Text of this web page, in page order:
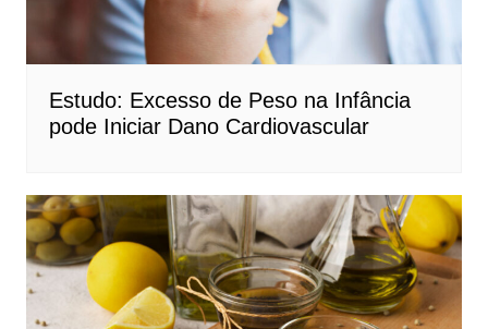
Estudo: Excesso de Peso na Infância
pode Iniciar Dano Cardiovascular